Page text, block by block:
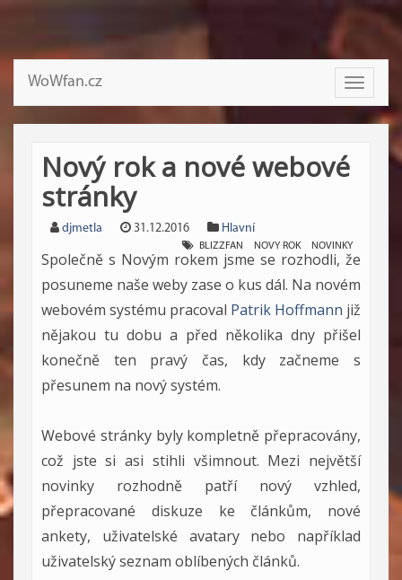
Toggle
WoWfan.cz
Nový rok a nové webové
stránky
djmetla 31.12.2016 Hlavní
BLIZZFAN NOVY ROK NOVINKY
Společně s Novým rokem jsme se rozhodli, že
posuneme naše weby zase o kus dál. Na novém
webovém systému pracoval Patrik Hoffmann již
nějakou tu dobu a před několika dny přišel
konečně ten pravý čas, kdy začneme s
přesunem na nový systém.
Webové stránky byly kompletně přepracovány,
což jste si asi stihli všimnout. Mezi největší
novinky rozhodně patří nový vzhled,
přepracované diskuze ke článkům, nové
ankety, uživatelské avatary nebo například
uživatelský seznam oblíbených článků.